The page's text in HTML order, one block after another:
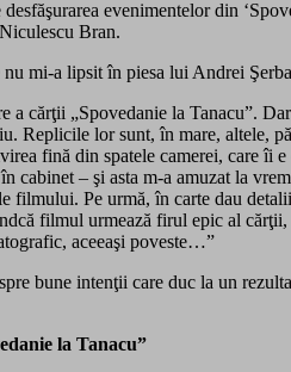
evenimentelor din
Bran.
mi-a lipsit în piesa lui Andrei
a cărţii „Spovedanie la Tanacu”.
Replicile lor sunt, în mare, altele,
fină din spatele camerei, care îi
cabinet – şi asta m-a amuzat la
filmului. Pe urmă, în carte dau
filmul urmează firul epic al
aceeaşi poveste…”
bune intenţii care duc la un
la Tanacu”